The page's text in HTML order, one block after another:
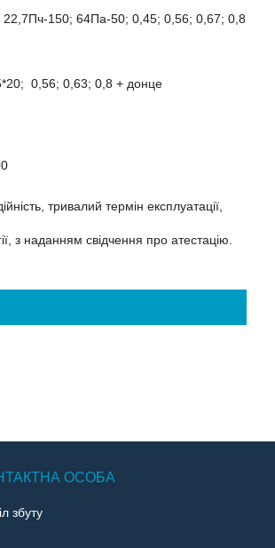
150; 64Па-50; 0,45; 0,56; 0,67; 0,8
0,56; 0,63; 0,8 + донце
тривалий термін експлуатації,
з наданням свідчення про атестацію.
збуту